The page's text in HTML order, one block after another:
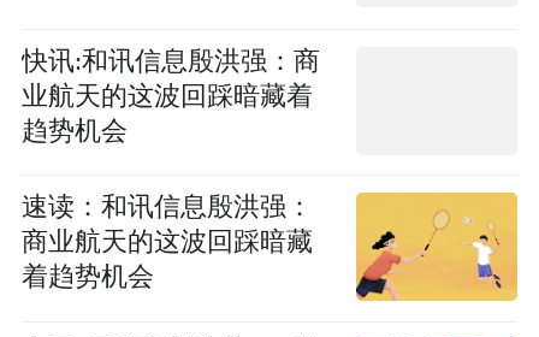
快讯:和讯信息殷洪强：商
业航天的这波回踩暗藏着
趋势机会
速读：和讯信息殷洪强：
商业航天的这波回踩暗藏
着趋势机会